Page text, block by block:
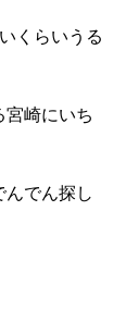
くらいうる
宮崎にいち
んでん探し